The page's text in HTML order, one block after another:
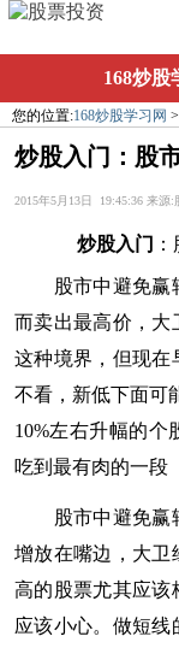
168炒股
您的位置:168炒股学习网
炒股入门：股
2015年5月13日 19:45:36 来源
炒股入门
股市中避免赢转
而卖出最高价，大
这种境界，但现在
不看，新低下面
10%左右升幅的个
吃到最有肉的一段
股市中避免赢转
增放在嘴边，大卫
高的股票尤其应该
应该小心。做短线